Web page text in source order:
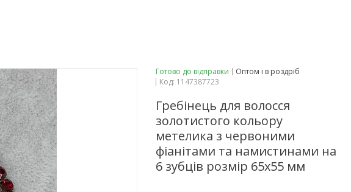
Готово до відправки
Оптом і в роздріб
Код: 1147387723
Гребінець для волосся
золотистого кольору
метелика з червоними
фіанітами та намистинами на
6 зубців розмір 65х55 мм